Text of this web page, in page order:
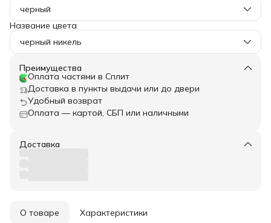
черный
Название цвета
черный никель
Преимущества
Оплата частями в Сплит
Доставка в пункты выдачи или до двери
Удобный возврат
Оплата — картой, СБП или наличными
Доставка
О товаре Характеристики